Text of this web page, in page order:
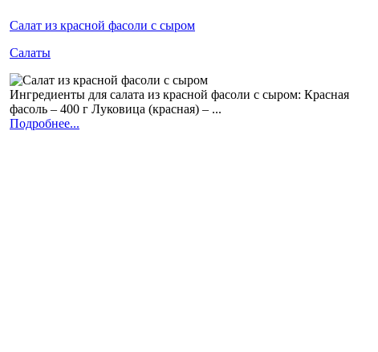
Салат из красной фасоли c сыром
Салаты
Ингредиенты для салата из красной фасоли c сыром: Красная
фасоль – 400 г Луковица (красная) – ...
Подробнее...